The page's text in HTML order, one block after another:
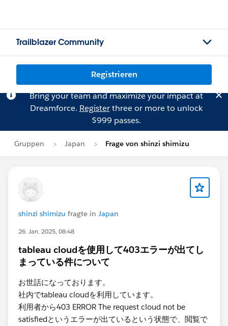
Trailblazer Community
Registrieren
Bring your team and maximize your impact at
Dreamforce. Registerthree or more to unlock
$999 passes.
Gruppen Japan Frage von shinzi shimizu
shinzi shimizu fragte in Japan
26. Jan. 2025, 08:48
tableau cloudを使用して403エラーが出てし
まっている件について
お世話になっております。
社内でtableau cloudを利用しています。
利用者から403 ERROR The request cloud not be
satisfiedというエラーが出ているという状態で、閲覧で